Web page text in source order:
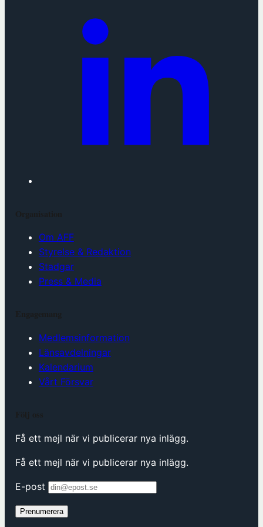
Om AFF
Styrelse & Redaktion
Stadgar
Press & Media
Medlemsinformation
Länsavdelningar
Kalendarium
Vårt Försvar
Få ett mejl när vi publicerar nya inlägg.
Få ett mejl när vi publicerar nya inlägg.
E-post
Prenumerera